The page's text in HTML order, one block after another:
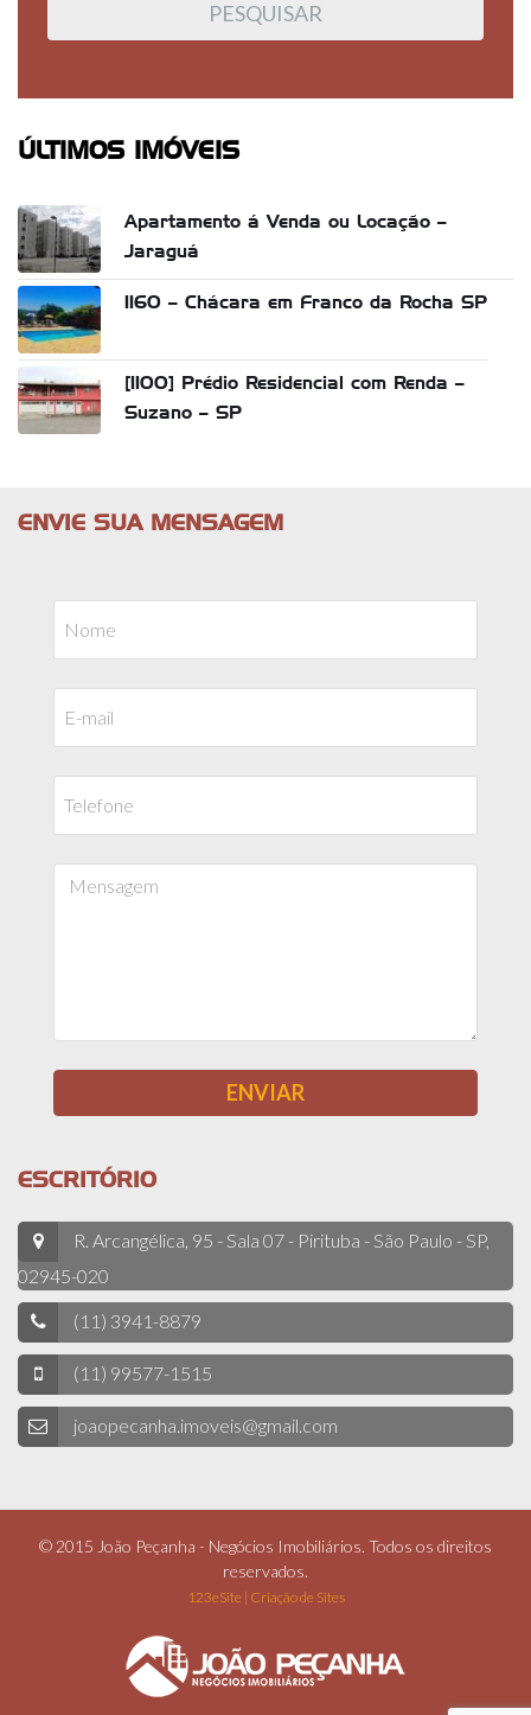
ÚLTIMOS IMÓVEIS
Apartamento á Venda ou Locação –
Jaraguá
1160 – Chácara em Franco da Rocha SP
[1100] Prédio Residencial com Renda –
Suzano – SP
ENVIE SUA MENSAGEM
ESCRITÓRIO
R. Arcangélica, 95 - Sala 07 - Pirituba - São Paulo - SP,
02945-020
(11) 3941-8879
(11) 99577-1515
joaopecanha.imoveis@gmail.com
© 2015 João Peçanha - Negócios Imobiliários. Todos os direitos
reservados.
123eSite | Criação de Sites